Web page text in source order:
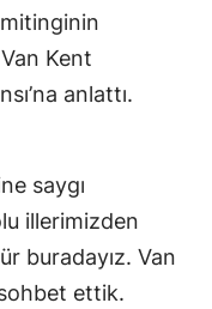
mitinginin
Kent
anlattı.
saygı
illerimizden
buradayız. Van
sohbet ettik.